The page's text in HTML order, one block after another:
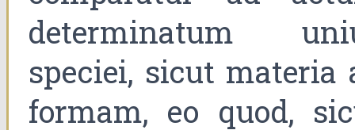
determinatum
speciei, sicut materia
formam, eo quod,